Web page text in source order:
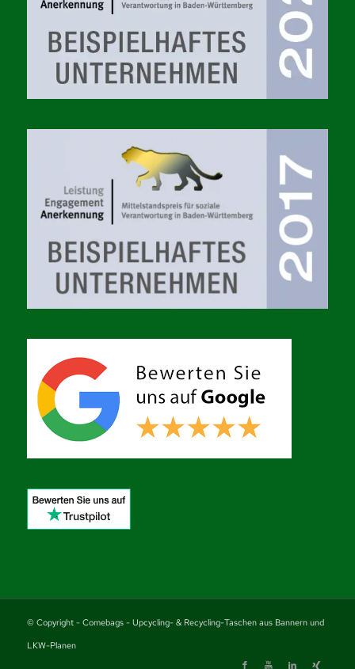
© Copyright - Comebags - Upcycling- & Recycling-Taschen aus Bannern und
LKW-Planen